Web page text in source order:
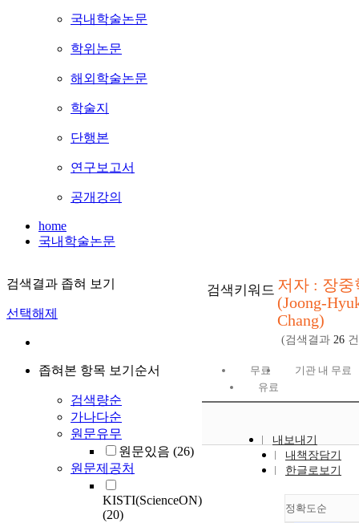
국내학술논문
학위논문
해외학술논문
학술지
단행본
연구보고서
공개강의
home
국내학술논문
검색결과 좁혀 보기
선택해제
좁혀본 항목 보기순서
검색량순
가나다순
원문유무
원문있음 (26)
원문제공처
KISTI(ScienceON)
(20)
검색키워드 저자 : 장중
(Joong-
Chang)
(검색결과 26
무료
기관 내 무료
유료
내보내기
내책장담기
한글로보기
정확도순